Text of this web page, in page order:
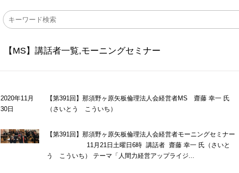
【MS】講話者一覧,モーニングセミナー
2020年11月
30日
【第391回】那須野ヶ原矢板倫理法人会経営者MS 齋藤 幸一 氏
（さいとう こういち）
【第391回】那須野ヶ原矢板倫理法人会経営者モーニングセミナー
11月21日土曜日6時 講話者 齋藤 幸一 氏（さいと
う こういち） テーマ「人間力経営アップライジ...